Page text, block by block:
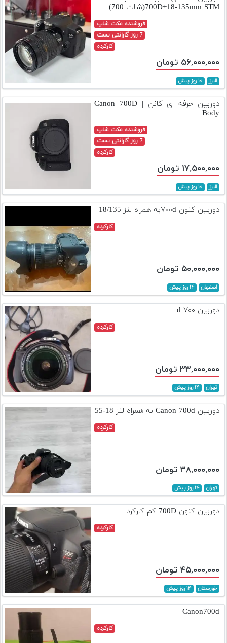
700D+18-135mm STM(شات 700)
فروشنده مکث شاپ
7 روز گارانتی تست
کارکرده
۵۶,۰۰۰,۰۰۰ تومان
البرز ۱۰ روز پیش
دوربین حرفه ای کانن | Canon 700D
Body
فروشنده مکث شاپ
7 روز گارانتی تست
کارکرده
۱۷,۵۰۰,۰۰۰ تومان
البرز ۱۰ روز پیش
دوربین کنون ۷۰۰dبه همراه لنز 18/135
کارکرده
۵۰,۰۰۰,۰۰۰ تومان
اصفهان ۱۴ روز پیش
دوربین ۷۰۰ d
کارکرده
۳۳,۰۰۰,۰۰۰ تومان
تهران ۱۴ روز پیش
دوربین Canon 700d به همراه لنز 18-55
کارکرده
۳۸,۰۰۰,۰۰۰ تومان
تهران ۱۴ روز پیش
دوربین کنون 700D کم کارکرد
کارکرده
۴۵,۰۰۰,۰۰۰ تومان
خوزستان ۱۴ روز پیش
Canon700d
کارکرده